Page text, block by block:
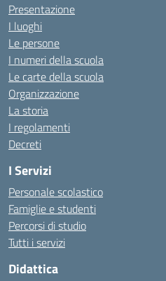
Presentazione
I luoghi
Le persone
I numeri della scuola
Le carte della scuola
Organizzazione
La storia
I regolamenti
Decreti
I Servizi
Personale scolastico
Famiglie e studenti
Percorsi di studio
Tutti i servizi
Didattica